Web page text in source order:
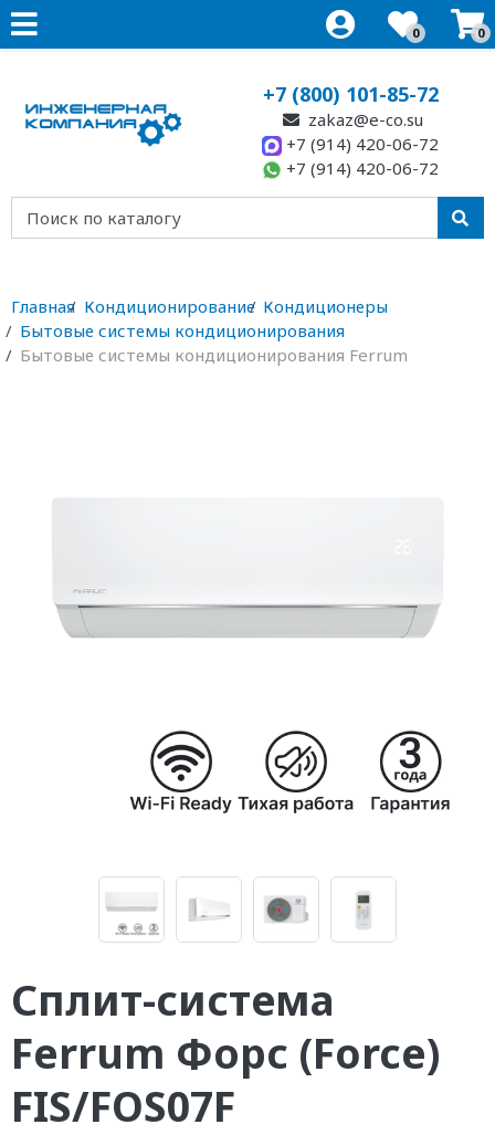
0 0
+7 (800) 101-85-72
zakaz@e-co.su
+7 (914) 420-06-72
+7 (914) 420-06-72
Главная Кондиционирование Кондиционеры
Бытовые системы кондиционирования
Бытовые системы кондиционирования Ferrum
Сплит-система
Ferrum Форс (Force)
FIS/FOS07F